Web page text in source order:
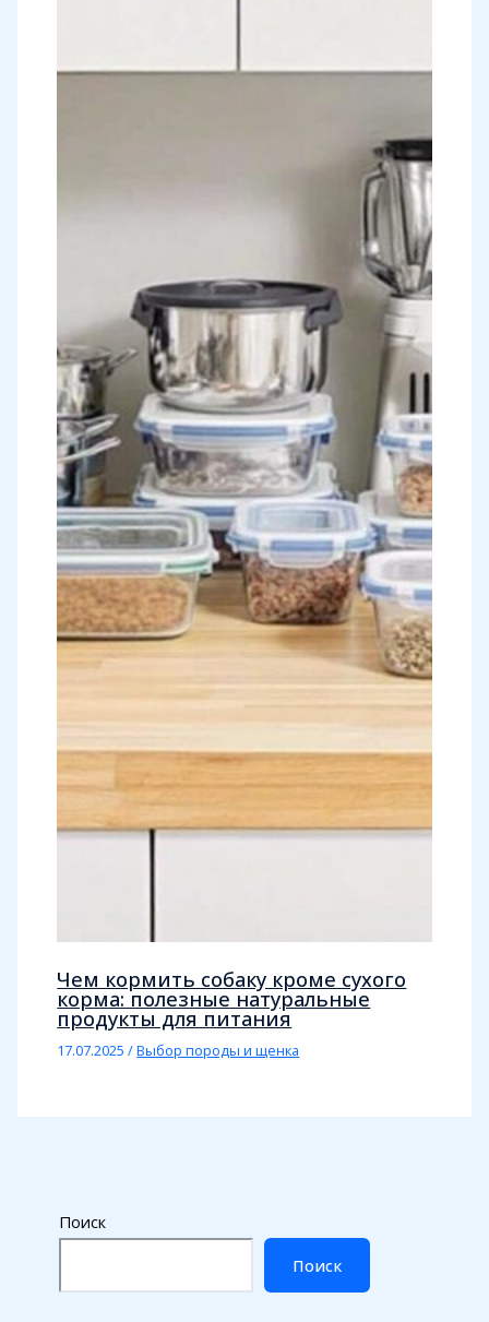
Чем кормить собаку кроме сухого
корма: полезные натуральные
продукты для питания
17.07.2025/Выбор породы и щенка
Поиск
Поиск